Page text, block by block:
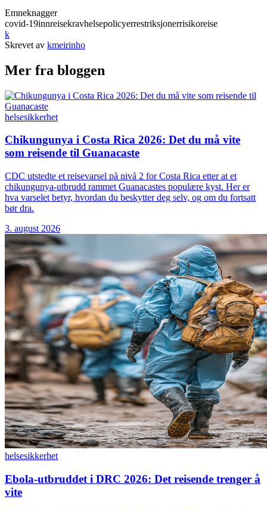
Emneknagger
covid-19innreisekravhelsepolicyerrestriksjonerrisikoreise
k
Skrevet av kmeirinho
Mer fra bloggen
helsesikkerhet
Chikungunya i Costa Rica 2026: Det du må vite
som reisende til Guanacaste
CDC utstedte et reisevarsel på nivå 2 for Costa Rica etter at et
chikungunya-utbrudd rammet Guanacastes populære kyst. Her er
hva varselet betyr, hvordan du beskytter deg selv, og om du fortsatt
bør dra.
3. august 2026
helsesikkerhet
Ebola-utbruddet i DRC 2026: Det reisende trenger å
vite